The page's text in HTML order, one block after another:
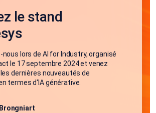
le stand
nous lors de AI for Industry, organisé
le 17 septembre 2024 et venez
dernières nouveautés de
termes d'IA générative.